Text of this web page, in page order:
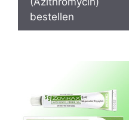
bestellen